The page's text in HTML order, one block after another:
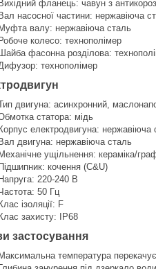
Вихідний фланець: чавун з
Вал насосної частини: нержавіюча
Муфта валу: нержавіюча сталь
Робоче колесо: технополімер
Шайба фасонна розділова:
технополімер
двигуна: асинхронний,
статора: мідь
Корпус електродвигуна: нержавіюча
Вал двигуна: нержавіюча сталь
Механічне ущільнення: кераміка/
Підшипник: кочення (C&U)
Напруга: 220-240 В
50 Гц
Клас ізоляції: F
Клас захисту: IP68
застосування
Максимальна температура